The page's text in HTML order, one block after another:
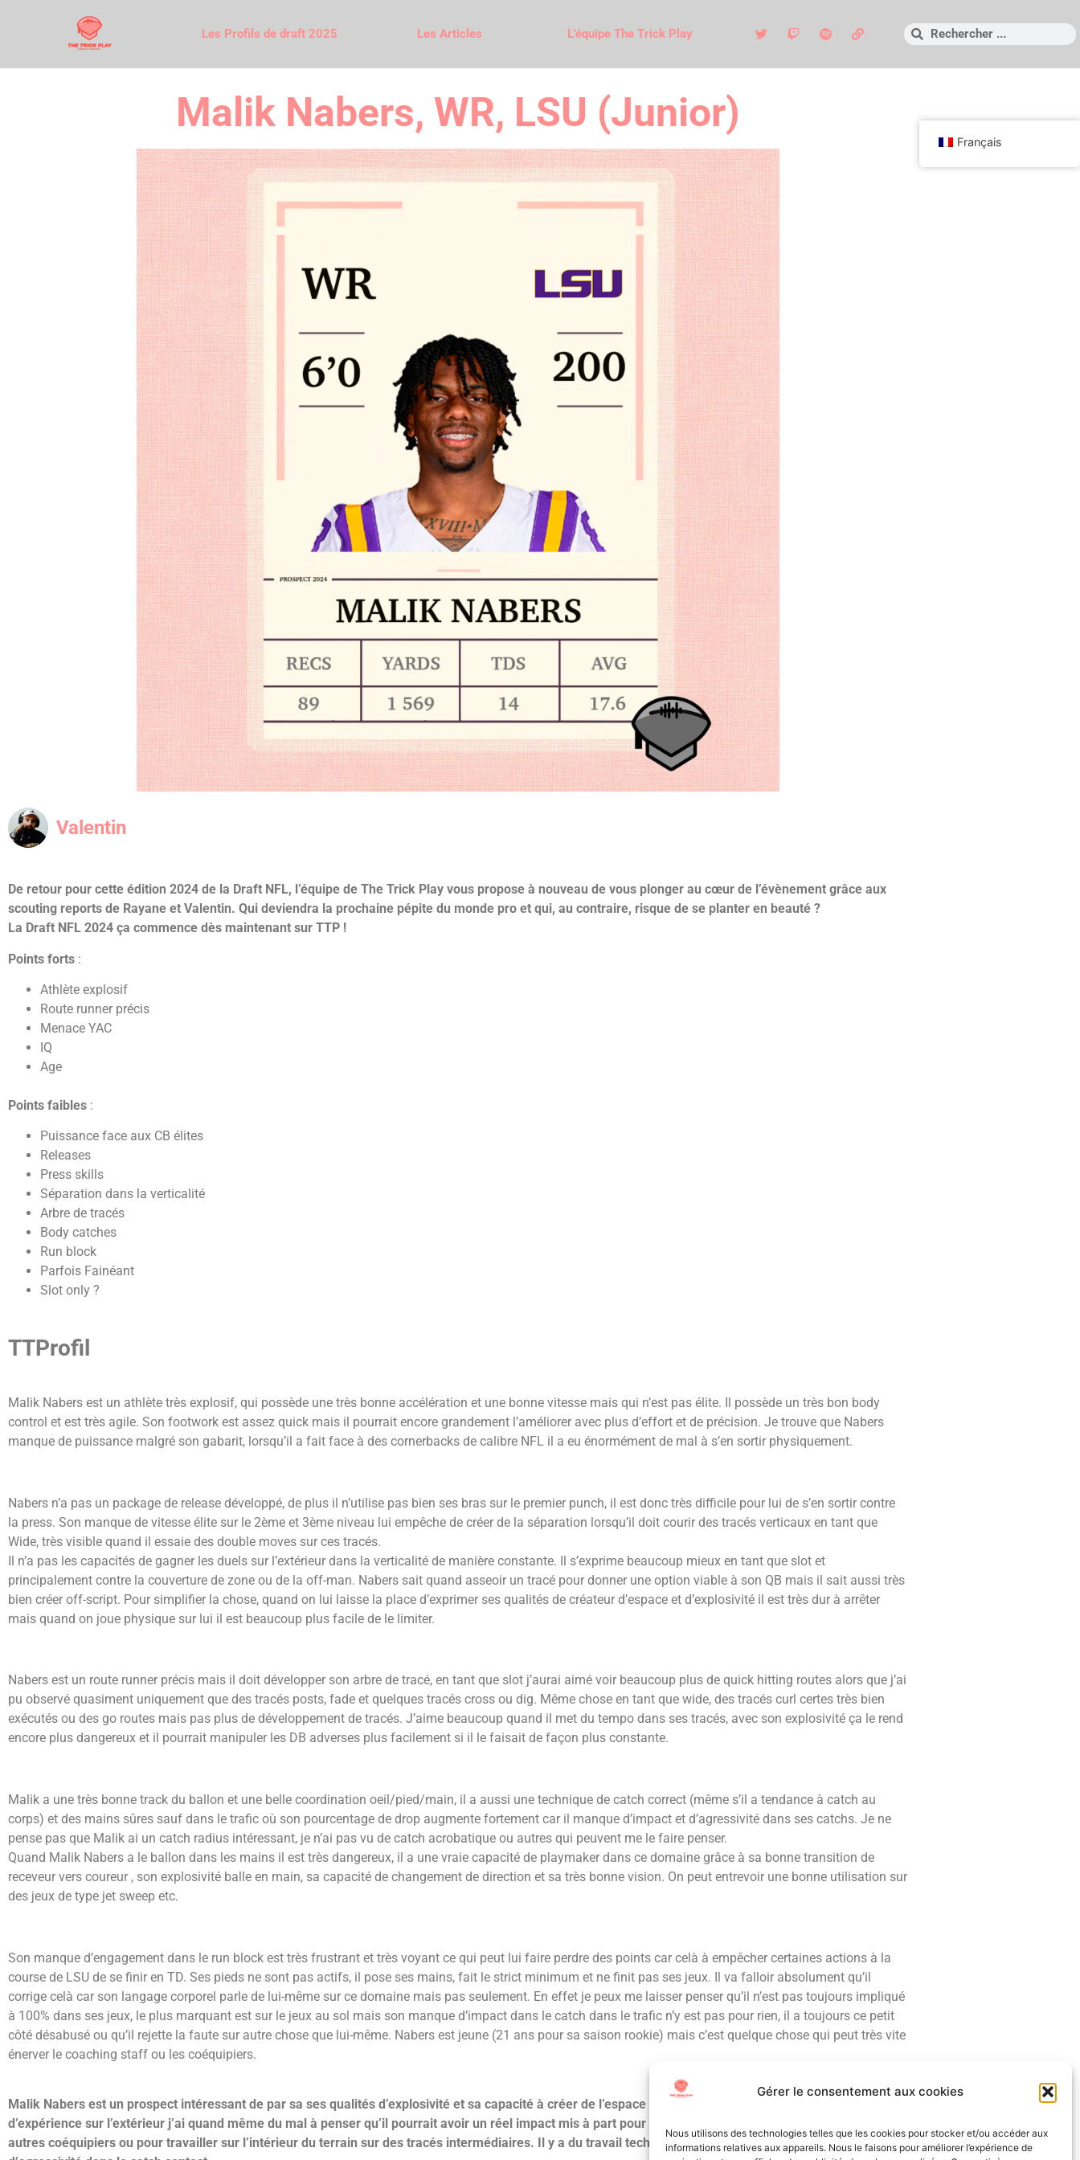
Gérer le consentement aux cookies
Nous utilisons des technologies telles que les cookies pour stocker et/ou accéder aux
informations relatives aux appareils. Nous le faisons pour améliorer l’expérience de
Les Profils de draft 2025 Les Articles L'équipe The Trick Play
Malik Nabers, WR, LSU (Junior)
Valentin
De retour pour cette édition 2024 de la Draft NFL, l’équipe de The Trick Play vous propose à nouveau de vous plonger au cœur de l’évènement grâce aux
scouting reports de Rayane et Valentin. Qui deviendra la prochaine pépite du monde pro et qui, au contraire, risque de se planter en beauté ?
La Draft NFL 2024 ça commence dès maintenant sur TTP !
Points forts :
Athlète explosif
Route runner précis
Menace YAC
IQ
Age
Points faibles :
Puissance face aux CB élites
Releases
Press skills
Séparation dans la verticalité
Arbre de tracés
Body catches
Run block
Parfois Fainéant
Slot only ?
TTProfil
Malik Nabers est un athlète très explosif, qui possède une très bonne accélération et une bonne vitesse mais qui n’est pas élite. Il possède un très bon body
control et est très agile. Son footwork est assez quick mais il pourrait encore grandement l’améliorer avec plus d’effort et de précision. Je trouve que Nabers
manque de puissance malgré son gabarit, lorsqu’il a fait face à des cornerbacks de calibre NFL il a eu énormément de mal à s’en sortir physiquement.
Nabers n’a pas un package de release développé, de plus il n’utilise pas bien ses bras sur le premier punch, il est donc très difficile pour lui de s’en sortir contre
la press. Son manque de vitesse élite sur le 2ème et 3ème niveau lui empêche de créer de la séparation lorsqu’il doit courir des tracés verticaux en tant que
Wide, très visible quand il essaie des double moves sur ces tracés.
Il n’a pas les capacités de gagner les duels sur l’extérieur dans la verticalité de manière constante. Il s’exprime beaucoup mieux en tant que slot et
principalement contre la couverture de zone ou de la off-man. Nabers sait quand asseoir un tracé pour donner une option viable à son QB mais il sait aussi très
bien créer off-script. Pour simplifier la chose, quand on lui laisse la place d’exprimer ses qualités de créateur d’espace et d’explosivité il est très dur à arrêter
mais quand on joue physique sur lui il est beaucoup plus facile de le limiter.
Nabers est un route runner précis mais il doit développer son arbre de tracé, en tant que slot j’aurai aimé voir beaucoup plus de quick hitting routes alors que j’ai
pu observé quasiment uniquement que des tracés posts, fade et quelques tracés cross ou dig. Même chose en tant que wide, des tracés curl certes très bien
exécutés ou des go routes mais pas plus de développement de tracés. J’aime beaucoup quand il met du tempo dans ses tracés, avec son explosivité ça le rend
encore plus dangereux et il pourrait manipuler les DB adverses plus facilement si il le faisait de façon plus constante.
Malik a une très bonne track du ballon et une belle coordination oeil/pied/main, il a aussi une technique de catch correct (même s’il a tendance à catch au
corps) et des mains sûres sauf dans le trafic où son pourcentage de drop augmente fortement car il manque d’impact et d’agressivité dans ses catchs. Je ne
pense pas que Malik ai un catch radius intéressant, je n’ai pas vu de catch acrobatique ou autres qui peuvent me le faire penser.
Quand Malik Nabers a le ballon dans les mains il est très dangereux, il a une vraie capacité de playmaker dans ce domaine grâce à sa bonne transition de
receveur vers coureur , son explosivité balle en main, sa capacité de changement de direction et sa très bonne vision. On peut entrevoir une bonne utilisation sur
des jeux de type jet sweep etc.
Son manque d’engagement dans le run block est très frustrant et très voyant ce qui peut lui faire perdre des points car celà à empêcher certaines actions à la
course de LSU de se finir en TD. Ses pieds ne sont pas actifs, il pose ses mains, fait le strict minimum et ne finit pas ses jeux. Il va falloir absolument qu’il
corrige celà car son langage corporel parle de lui-même sur ce domaine mais pas seulement. En effet je peux me laisser penser qu’il n’est pas toujours impliqué
à 100% dans ses jeux, le plus marquant est sur le jeux au sol mais son manque d’impact dans le catch dans le trafic n’y est pas pour rien, il a toujours ce petit
côté désabusé ou qu’il rejette la faute sur autre chose que lui-même. Nabers est jeune (21 ans pour sa saison rookie) mais c’est quelque chose qui peut très vite
énerver le coaching staff ou les coéquipiers.
Malik Nabers est un prospect intéressant de par sa ses qualités d’explosivité et sa capacité à créer de l’espace dans le slot, même si il a beaucoup
d’expérience sur l’extérieur j’ai quand même du mal à penser qu’il pourrait avoir un réel impact mis à part pour étirer le terrain et créer de l’espace pour ses
autres coéquipiers ou pour travailler sur l’intérieur du terrain sur des tracés intermédiaires. Il y a du travail technique sur ses releases et un gros travail
Français